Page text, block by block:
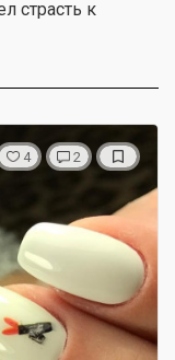
страсть к
4 2